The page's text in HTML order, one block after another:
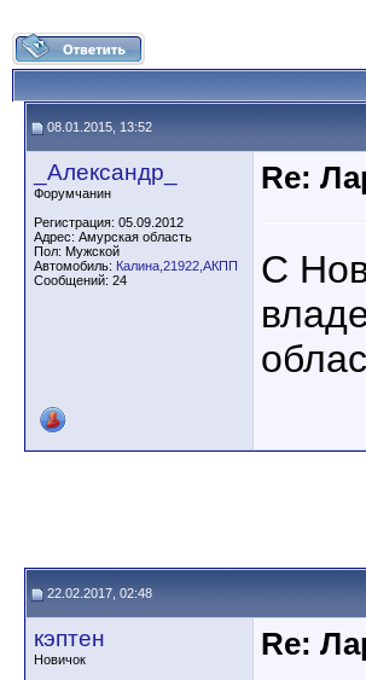
08.01.2015, 13:52
_Александр_
Форумчанин
Регистрация: 05.09.2012
Адрес: Амурская область
Пол: Мужской
Автомобиль: Калина,21922,АКПП
Сообщений: 24
Re:
С
22.02.2017, 02:48
кэптен
Новичок
Re: